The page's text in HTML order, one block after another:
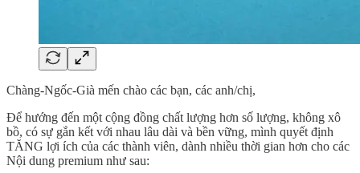
Chàng-Ngốc-Già mến chào các bạn, các anh/chị,
Để hướng đến một cộng đồng chất lượng hơn số lượng, không xô
bồ, có sự gắn kết với nhau lâu dài và bền vững, mình quyết định
TĂNG lợi ích của các thành viên, dành nhiều thời gian hơn cho các
Nội dung premium như sau: